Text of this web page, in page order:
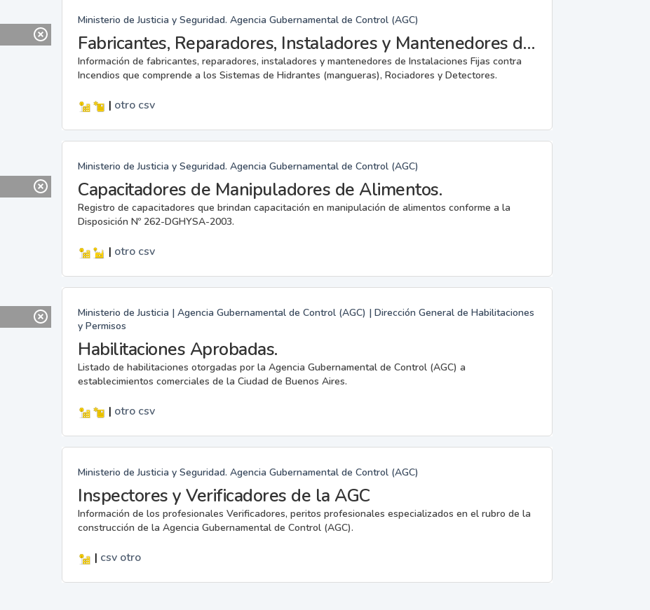
Ministerio de Justicia y Seguridad. Agencia Gubernamental de Control (AGC)
Fabricantes, Reparadores, Instaladores y Mantenedores de Instalaciones Fijas contra Incendios.
Información de fabricantes, reparadores, instaladores y mantenedores de Instalaciones Fijas contra
Incendios que comprende a los Sistemas de Hidrantes (mangueras), Rociadores y Detectores.
| otro csv
Ministerio de Justicia y Seguridad. Agencia Gubernamental de Control (AGC)
Capacitadores de Manipuladores de Alimentos.
Registro de capacitadores que brindan capacitación en manipulación de alimentos conforme a la
Disposición Nº 262-DGHYSA-2003.
| otro csv
Ministerio de Justicia | Agencia Gubernamental de Control (AGC) | Dirección General de Habilitaciones
y Permisos
Habilitaciones Aprobadas.
Listado de habilitaciones otorgadas por la Agencia Gubernamental de Control (AGC) a
establecimientos comerciales de la Ciudad de Buenos Aires.
| otro csv
Ministerio de Justicia y Seguridad. Agencia Gubernamental de Control (AGC)
Inspectores y Verificadores de la AGC
Información de los profesionales Verificadores, peritos profesionales especializados en el rubro de la
construcción de la Agencia Gubernamental de Control (AGC).
| csv otro